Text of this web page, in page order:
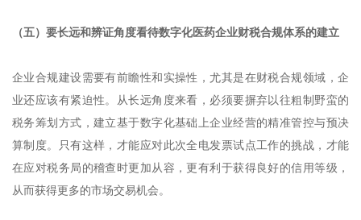
（五）要长远和辨证角度看待数字化医药企业财税合规体系的建立
企业合规建设需要有前瞻性和实操性，尤其是在财税合规领域，企
业还应该有紧迫性。从长远角度来看，必须要摒弃以往粗制野蛮的
税务筹划方式，建立基于数字化基础上企业经营的精准管控与预决
算制度。只有这样，才能应对此次全电发票试点工作的挑战，才能
在应对税务局的稽查时更加从容，更有利于获得良好的信用等级，
从而获得更多的市场交易机会。